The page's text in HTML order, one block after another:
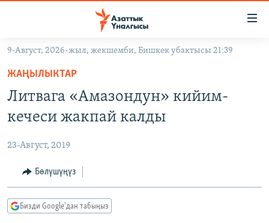
Навигацияга
өтүңүз
Издөөгө
салыңыз
ЭКОНОМИКА
МАДАНИЯТ
БОРБОР АЗИЯ
АТАЙЫН ИЛИКТӨӨ
ТВ ПРОГРАММАЛАР
ЭКСПЕРТТЕР ТАЛДАЙТ
ӨЗГӨЧӨ ПИКИР
9-Август, 2026-жыл, жекшемби, Бишкек убактысы 21:39
ЖАҢЫЛЫКТАР
Литвага «Амазондун» кийим-
кечеси жакпай калды
23-Август, 2019
Бөлүшүңүз
Бизди Google'дан табыңыз